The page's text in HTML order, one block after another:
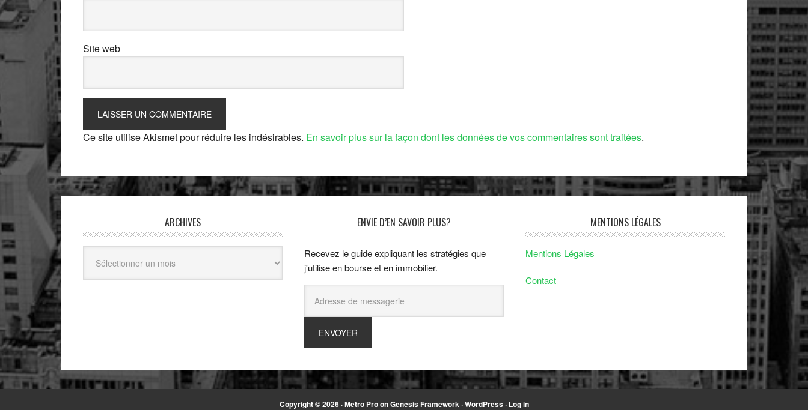
Site web
Ce site utilise Akismet pour réduire les indésirables. En savoir plus sur la façon dont les données de vos commentaires sont traitées.
ARCHIVES ENVIE D’EN SAVOIR PLUS?
Recevez le guide expliquant les stratégies que
j'utilise en bourse et en immobilier.
MENTIONS LÉGALES
Mentions Légales
Contact
Copyright © 2026 ·Metro ProonGenesis Framework·WordPress· Log in